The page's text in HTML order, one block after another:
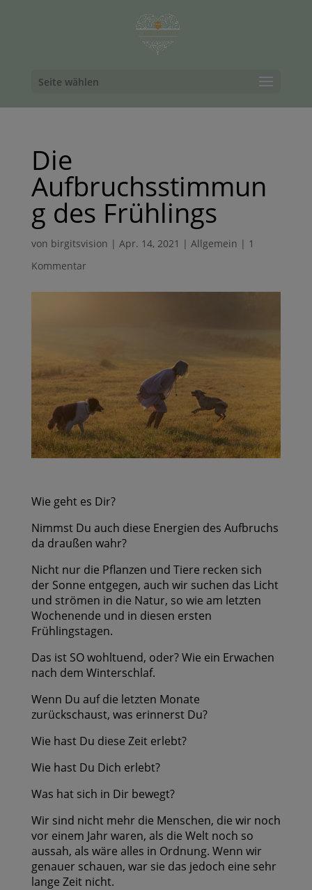
Seite wählen
Die
Aufbruchsstimmun
g des Frühlings
von birgitsvision | Apr. 14, 2021 | Allgemein | 1
Kommentar
Wie geht es Dir?
Nimmst Du auch diese Energien des Aufbruchs
da draußen wahr?
Nicht nur die Pflanzen und Tiere recken sich
der Sonne entgegen, auch wir suchen das Licht
und strömen in die Natur, so wie am letzten
Wochenende und in diesen ersten
Frühlingstagen.
Das ist SO wohltuend, oder? Wie ein Erwachen
nach dem Winterschlaf.
Wenn Du auf die letzten Monate
zurückschaust, was erinnerst Du?
Wie hast Du diese Zeit erlebt?
Wie hast Du Dich erlebt?
Was hat sich in Dir bewegt?
Wir sind nicht mehr die Menschen, die wir noch
vor einem Jahr waren, als die Welt noch so
aussah, als wäre alles in Ordnung. Wenn wir
genauer schauen, war sie das jedoch eine sehr
lange Zeit nicht.